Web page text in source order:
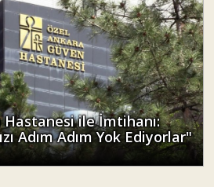
Hastanesi ile İmtihanı:
Adım Adım Yok Ediyorlar"